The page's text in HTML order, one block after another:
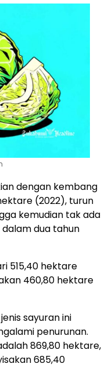
dengan kembang
(2022), turun
kemudian tak ada
dua tahun
515,40 hektare
460,80 hektare
sayuran ini
penurunan.
869,80 hektare,
685,40